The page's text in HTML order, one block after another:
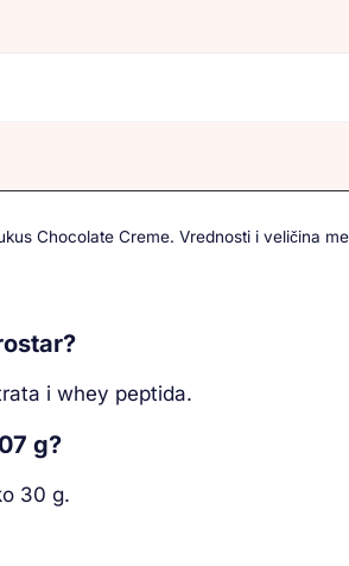
Chocolate Creme. Vrednosti i veličina
i whey peptida.
g?
30 g.